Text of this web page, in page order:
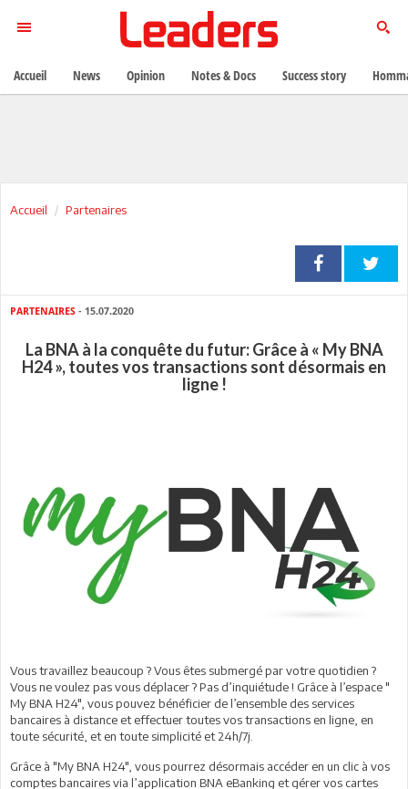
Accueil Partenaires
PARTENAIRES - 15.07.2020
La BNA à la conquête du futur: Grâce à « My BNA
H24 », toutes vos transactions sont désormais en
ligne !
Vous travaillez beaucoup ? Vous êtes submergé par votre quotidien ?
Vous ne voulez pas vous déplacer ? Pas d’inquiétude ! Grâce à l’espace "
My BNA H24", vous pouvez bénéficier de l’ensemble des services
bancaires à distance et effectuer toutes vos transactions en ligne, en
toute sécurité, et en toute simplicité et 24h/7j.
Grâce à "My BNA H24", vous pourrez désormais accéder en un clic à vos
comptes bancaires via l’application BNA eBanking et gérer vos cartes
Accueil News Opinion Notes & Docs Success story